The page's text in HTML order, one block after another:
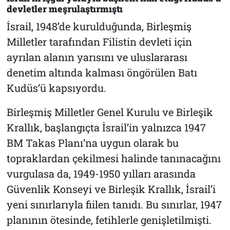
devletler meşrulaştırmıştı
İsrail, 1948’de kurulduğunda, Birleşmiş
Milletler tarafından Filistin devleti için
ayrılan alanın yarısını ve uluslararası
denetim altında kalması öngörülen Batı
Kudüs’ü kapsıyordu.
Birleşmiş Milletler Genel Kurulu ve Birleşik
Krallık, başlangıçta İsrail’in yalnızca 1947
BM Takas Planı’na uygun olarak bu
topraklardan çekilmesi halinde tanınacağını
vurgulasa da, 1949-1950 yılları arasında
Güvenlik Konseyi ve Birleşik Krallık, İsrail’i
yeni sınırlarıyla fiilen tanıdı. Bu sınırlar, 1947
planının ötesinde, fetihlerle genişletilmişti.